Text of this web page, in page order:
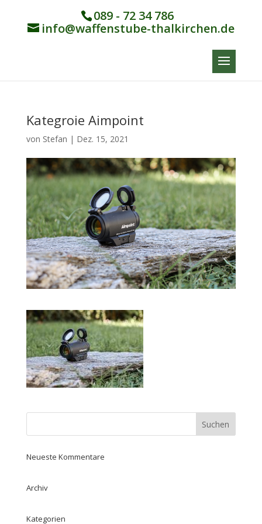
089 - 72 34 786
info@waffenstube-thalkirchen.de
Kategroie Aimpoint
von Stefan | Dez. 15, 2021
Neueste Kommentare
Archiv
Kategorien